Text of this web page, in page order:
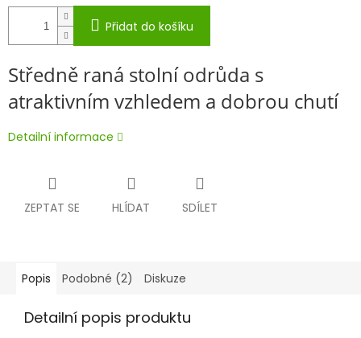
Přidat do košíku
Středně raná stolní odrůda s
atraktivním vzhledem a dobrou chutí
Detailní informace
ZEPTAT SE HLÍDAT SDÍLET
Popis Podobné (2) Diskuze
Detailní popis produktu